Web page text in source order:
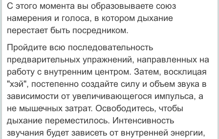
С этого момента вы образовываете союз
намерения и голоса, в котором дыхание
перестает быть посредником.
Пройдите всю последовательность
предварительных упражнений, направленных на
работу с внутренним центром. Затем, восклицая
"хэй", постепенно создайте силу и объем звука в
зависимости от увеличивающегося импульса, а
не мышечных затрат. Освободитесь, чтобы
дыхание переместилось. Интенсивность
звучания будет зависеть от внутренней энергии,